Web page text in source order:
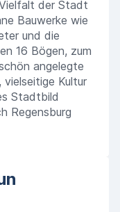
der Stadt
Bauwerke wie
und die
16 Bögen, zum
angelegte
Kultur
Stadtbild
Regensburg